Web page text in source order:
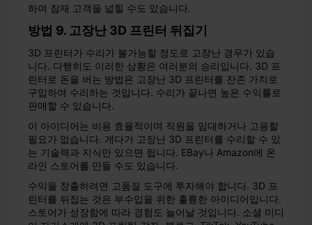
하여 잠재 고객을 넓힐 수도 있습니다.
방법 9. 고장난 3D 프린터 뒤집기
3D 프린터가 수리가 불가능할 정도로 고장난 경우가 있습
니다. 다행히도 이러한 상황은 여러분의 승리입니다. 3D 프
린터로 돈을 버는 방법은 고장난 3D 프린터를 잔존 가치로
구입하여 수리하는 것입니다. 수리가 끝나면 높은 수익률로
판매할 수 있습니다.
이 아이디어는 비용 효율적이며 직원을 임대하거나 고용할
필요가 없습니다. 게다가 고장난 3D 프린터를 수리할 수 있
는 기술력과 지식만 있으면 됩니다. EBay나 Amazon에 온
라인 스토어를 만들 수도 있습니다.
수익을 창출하려면 고품질 도구에 투자해야 합니다. 3D 프
린터를 뒤집는 것은 부수입을 위한 훌륭한 아이디어입니다.
스토어가 성장함에 따라 경험도 늘어날 것입니다. 소셜 미디